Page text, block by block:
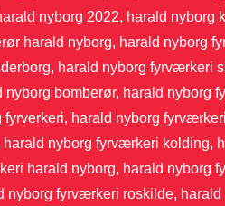
nyborg 2022, harald nyborg
harald nyborg, harald nyborg
harald nyborg fyrværkeri
bomberør, harald nyborg
fyrverkeri, harald nyborg
nyborg fyrværkeri kolding,
harald nyborg, harald nyborg
nyborg fyrværkeri roskilde,